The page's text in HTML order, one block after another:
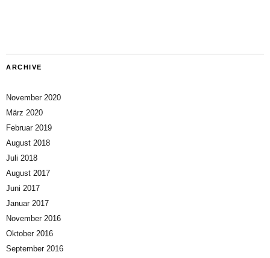
ARCHIVE
November 2020
März 2020
Februar 2019
August 2018
Juli 2018
August 2017
Juni 2017
Januar 2017
November 2016
Oktober 2016
September 2016